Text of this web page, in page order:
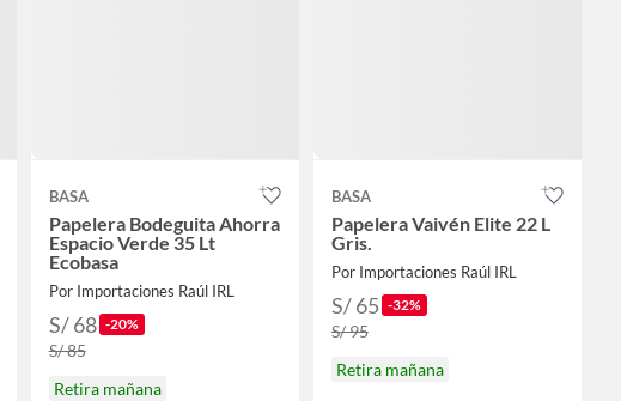
BASA
Papelera Bodeguita Ahorra
Espacio Verde 35 Lt
Ecobasa
Por Importaciones Raúl IRL
S/ 68 -20%
S/ 85
Retira mañana
BASA
Papelera Vaivén Elite 22 L
Gris.
Por Importaciones Raúl IRL
S/ 65 -32%
S/ 95
Retira mañana